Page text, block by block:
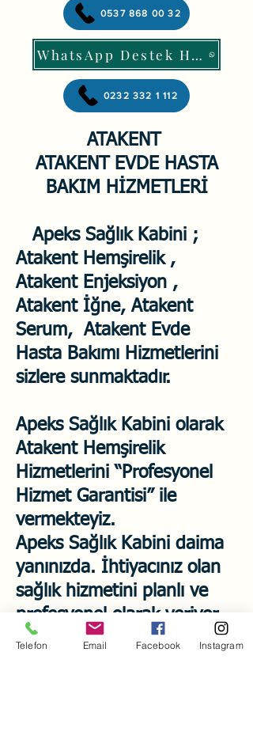
0537 868 00 32
WhatsApp Destek Hattı
0232 332 1 112
ATAKENT
ATAKENT EVDE HASTA
BAKIM HİZMETLERİ
Apeks Sağlık Kabini ;
Atakent Hemşirelik ,
Atakent Enjeksiyon ,
Atakent İğne, Atakent
Serum, Atakent Evde
Hasta Bakımı Hizmetlerini
sizlere sunmaktadır.
Apeks Sağlık Kabini olarak
Atakent Hemşirelik
Hizmetlerini “Profesyonel
Hizmet Garantisi” ile
vermekteyiz.
Apeks Sağlık Kabini daima
yanınızda. İhtiyacınız olan
sağlık hizmetini planlı ve
profesyonel olarak veriyor,
hayatınızı kolaylaştırıyoruz.
Telefon Email Facebook Instagram